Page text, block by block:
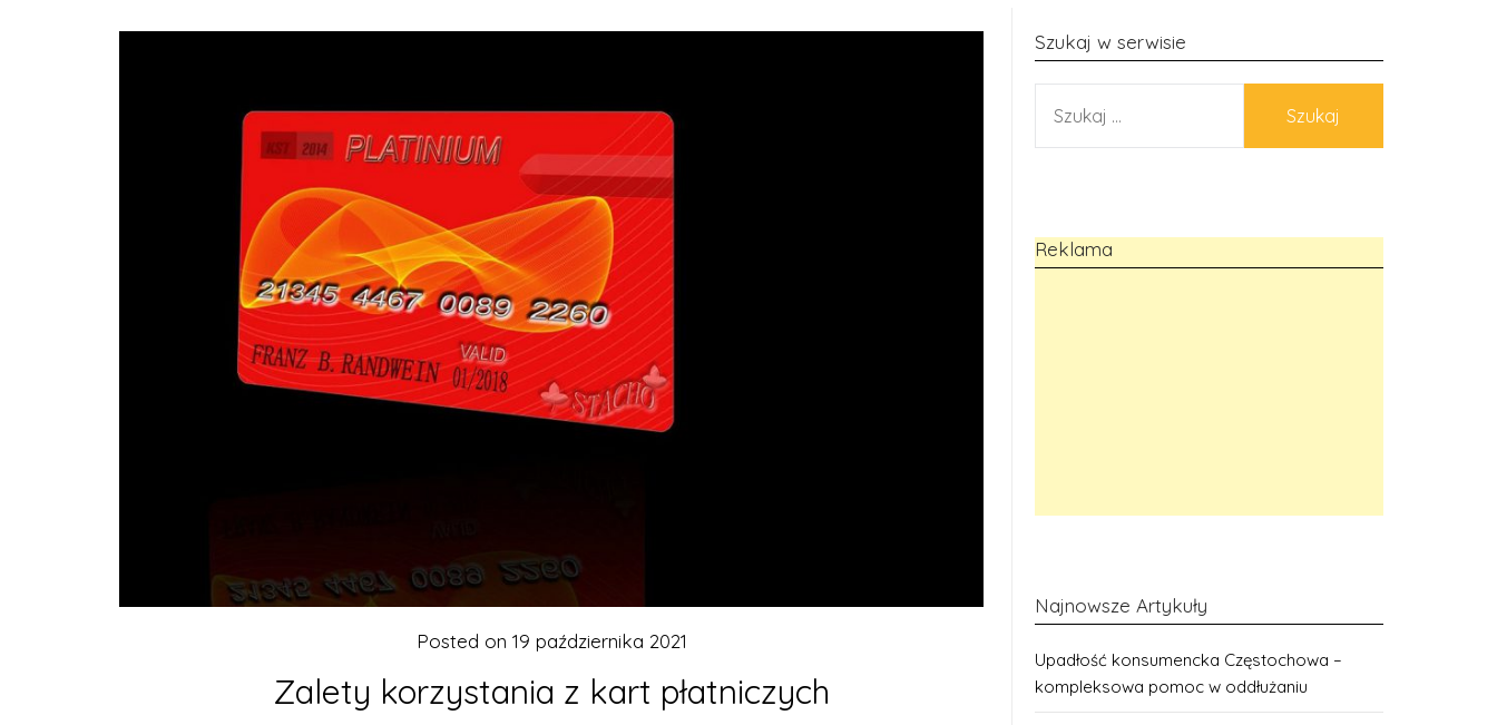
Zalety korzystania z kart płatniczych
Posted on 19 października 2021
Szukaj w serwisie
Reklama
Najnowsze Artykuły
Upadłość konsumencka Częstochowa –
kompleksowa pomoc w oddłużaniu